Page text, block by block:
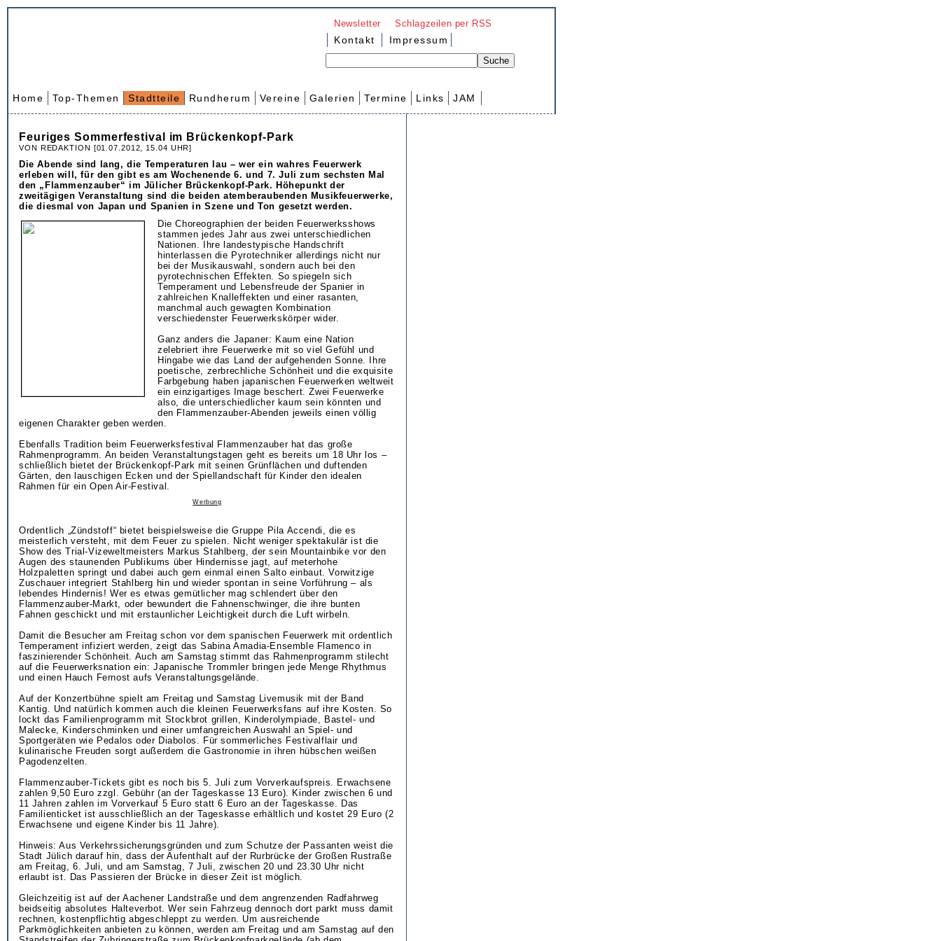
Newsletter Schlagzeilen per RSS
Kontakt Impressum
Home Top-Themen Stadtteile Rundherum Vereine Galerien Termine Links JAM
Feuriges Sommerfestival im Brückenkopf-Park
VON REDAKTION [01.07.2012, 15.04 UHR]
Die Abende sind lang, die Temperaturen lau – wer ein wahres Feuerwerk
erleben will, für den gibt es am Wochenende 6. und 7. Juli zum sechsten Mal
den „Flammenzauber“ im Jülicher Brückenkopf-Park. Höhepunkt der
zweitägigen Veranstaltung sind die beiden atemberaubenden Musikfeuerwerke,
die diesmal von Japan und Spanien in Szene und Ton gesetzt werden.
Die Choreographien der beiden Feuerwerksshows
stammen jedes Jahr aus zwei unterschiedlichen
Nationen. Ihre landestypische Handschrift
hinterlassen die Pyrotechniker allerdings nicht nur
bei der Musikauswahl, sondern auch bei den
pyrotechnischen Effekten. So spiegeln sich
Temperament und Lebensfreude der Spanier in
zahlreichen Knalleffekten und einer rasanten,
manchmal auch gewagten Kombination
verschiedenster Feuerwerkskörper wider.
Ganz anders die Japaner: Kaum eine Nation
zelebriert ihre Feuerwerke mit so viel Gefühl und
Hingabe wie das Land der aufgehenden Sonne. Ihre
poetische, zerbrechliche Schönheit und die exquisite
Farbgebung haben japanischen Feuerwerken weltweit
ein einzigartiges Image beschert. Zwei Feuerwerke
also, die unterschiedlicher kaum sein könnten und
den Flammenzauber-Abenden jeweils einen völlig
eigenen Charakter geben werden.
Ebenfalls Tradition beim Feuerwerksfestival Flammenzauber hat das große
Rahmenprogramm. An beiden Veranstaltungstagen geht es bereits um 18 Uhr los –
schließlich bietet der Brückenkopf-Park mit seinen Grünflächen und duftenden
Gärten, den lauschigen Ecken und der Spiellandschaft für Kinder den idealen
Rahmen für ein Open Air-Festival.
Werbung
Ordentlich „Zündstoff“ bietet beispielsweise die Gruppe Pila Accendi, die es
meisterlich versteht, mit dem Feuer zu spielen. Nicht weniger spektakulär ist die
Show des Trial-Vizeweltmeisters Markus Stahlberg, der sein Mountainbike vor den
Augen des staunenden Publikums über Hindernisse jagt, auf meterhohe
Holzpaletten springt und dabei auch gern einmal einen Salto einbaut. Vorwitzige
Zuschauer integriert Stahlberg hin und wieder spontan in seine Vorführung – als
lebendes Hindernis! Wer es etwas gemütlicher mag schlendert über den
Flammenzauber-Markt, oder bewundert die Fahnenschwinger, die ihre bunten
Fahnen geschickt und mit erstaunlicher Leichtigkeit durch die Luft wirbeln.
Damit die Besucher am Freitag schon vor dem spanischen Feuerwerk mit ordentlich
Temperament infiziert werden, zeigt das Sabina Amadia-Ensemble Flamenco in
faszinierender Schönheit. Auch am Samstag stimmt das Rahmenprogramm stilecht
auf die Feuerwerksnation ein: Japanische Trommler bringen jede Menge Rhythmus
und einen Hauch Fernost aufs Veranstaltungsgelände.
Auf der Konzertbühne spielt am Freitag und Samstag Livemusik mit der Band
Kantig. Und natürlich kommen auch die kleinen Feuerwerksfans auf ihre Kosten. So
lockt das Familienprogramm mit Stockbrot grillen, Kinderolympiade, Bastel- und
Malecke, Kinderschminken und einer umfangreichen Auswahl an Spiel- und
Sportgeräten wie Pedalos oder Diabolos. Für sommerliches Festivalflair und
kulinarische Freuden sorgt außerdem die Gastronomie in ihren hübschen weißen
Pagodenzelten.
Flammenzauber-Tickets gibt es noch bis 5. Juli zum Vorverkaufspreis. Erwachsene
zahlen 9,50 Euro zzgl. Gebühr (an der Tageskasse 13 Euro). Kinder zwischen 6 und
11 Jahren zahlen im Vorverkauf 5 Euro statt 6 Euro an der Tageskasse. Das
Familienticket ist ausschließlich an der Tageskasse erhältlich und kostet 29 Euro (2
Erwachsene und eigene Kinder bis 11 Jahre).
Hinweis: Aus Verkehrssicherungsgründen und zum Schutze der Passanten weist die
Stadt Jülich darauf hin, dass der Aufenthalt auf der Rurbrücke der Großen Rustraße
am Freitag, 6. Juli, und am Samstag, 7 Juli, zwischen 20 und 23.30 Uhr nicht
erlaubt ist. Das Passieren der Brücke in dieser Zeit ist möglich.
Gleichzeitig ist auf der Aachener Landstraße und dem angrenzenden Radfahrweg
beidseitig absolutes Halteverbot. Wer sein Fahrzeug dennoch dort parkt muss damit
rechnen, kostenpflichtig abgeschleppt zu werden. Um ausreichende
Parkmöglichkeiten anbieten zu können, werden am Freitag und am Samstag auf den